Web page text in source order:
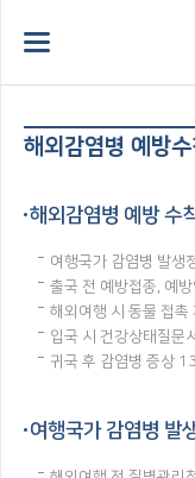
해외감염병 예방수
해외감염병 예방 수
여행국가 감염병 발생
출국 전 예방접종, 예방
해외여행 시 동물 접촉
입국 시 건강상태질문
귀국 후 감염병 증상
여행국가 감염병 발